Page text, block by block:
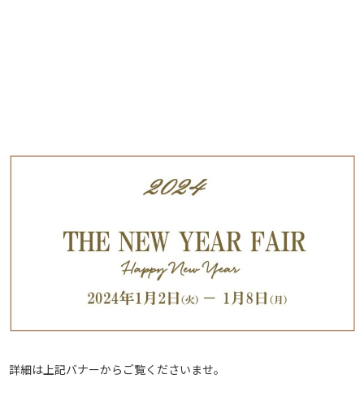
詳細は上記バナーからご覧くださいませ。